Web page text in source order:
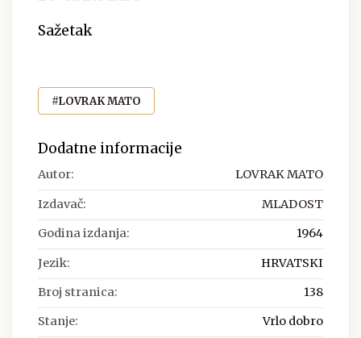
Sažetak
#LOVRAK MATO
Dodatne informacije
Autor: LOVRAK MATO
Izdavač: MLADOST
Godina izdanja: 1964
Jezik: HRVATSKI
Broj stranica: 138
Stanje: Vrlo dobro